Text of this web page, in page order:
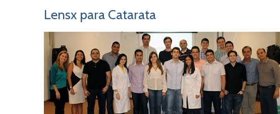
Lensx para Catarata